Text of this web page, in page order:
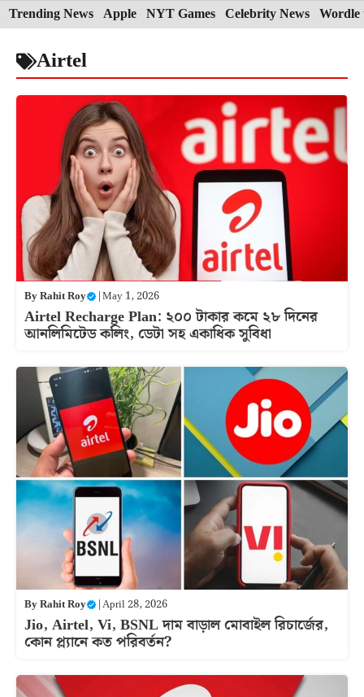
Skip
to
content
Trending News Apple NYT Games Celebrity News Wordle
Airtel
ByRahit Roy |May 1, 2026
Airtel Recharge Plan: ২০০ টাকার কমে ২৮ দিনের
আনলিমিটেড কলিং, ডেটা সহ একাধিক সুবিধা
ByRahit Roy |April 28, 2026
Jio, Airtel, Vi, BSNL দাম বাড়াল মোবাইল রিচার্জের,
কোন প্ল্যানে কত পরিবর্তন?